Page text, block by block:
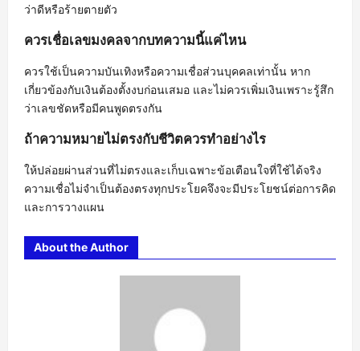
ว่าดีหรือร้ายตายตัว
ควรเชื่อเลขมงคลจากบทความนี้แค่ไหน
ควรใช้เป็นความบันเทิงหรือความเชื่อส่วนบุคคลเท่านั้น หาก
เกี่ยวข้องกับเงินต้องตั้งงบก่อนเสมอ และไม่ควรเพิ่มเงินเพราะรู้สึก
ว่าเลขชัดหรือมีคนพูดตรงกัน
ถ้าความหมายไม่ตรงกับชีวิตควรทำอย่างไร
ให้ปล่อยผ่านส่วนที่ไม่ตรงและเก็บเฉพาะข้อเตือนใจที่ใช้ได้จริง
ความเชื่อไม่จำเป็นต้องตรงทุกประโยคจึงจะมีประโยชน์ต่อการคิด
และการวางแผน
About the Author